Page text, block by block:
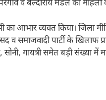
व बल्दीराय मंडल की महिला
का आभार व्यक्त किया। जिला
व समाजवादी पार्टी के खिलाफ
गायत्री समेत बड़ी संख्या में